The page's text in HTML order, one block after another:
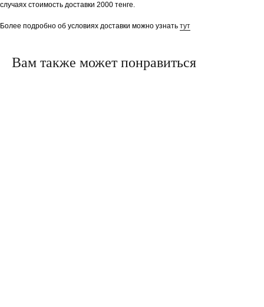
случаях стоимость доставки 2000 тенге.
Более подробно об условиях доставки можно узнать тут
Вам также может понравиться
Доставка
Возврат и обмен
Блог